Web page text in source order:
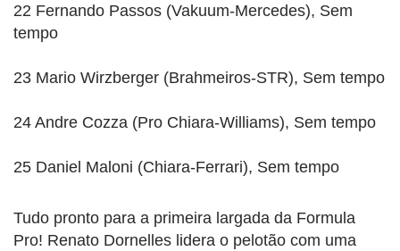
22 Fernando Passos (Vakuum-Mercedes), Sem
tempo
23 Mario Wirzberger (Brahmeiros-STR), Sem tempo
24 Andre Cozza (Pro Chiara-Williams), Sem tempo
25 Daniel Maloni (Chiara-Ferrari), Sem tempo
Tudo pronto para a primeira largada da Formula
Pro! Renato Dornelles lidera o pelotão com uma